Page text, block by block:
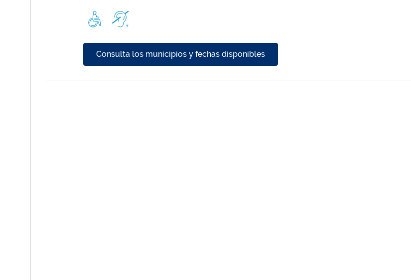
Consulta los municipios y fechas disponibles